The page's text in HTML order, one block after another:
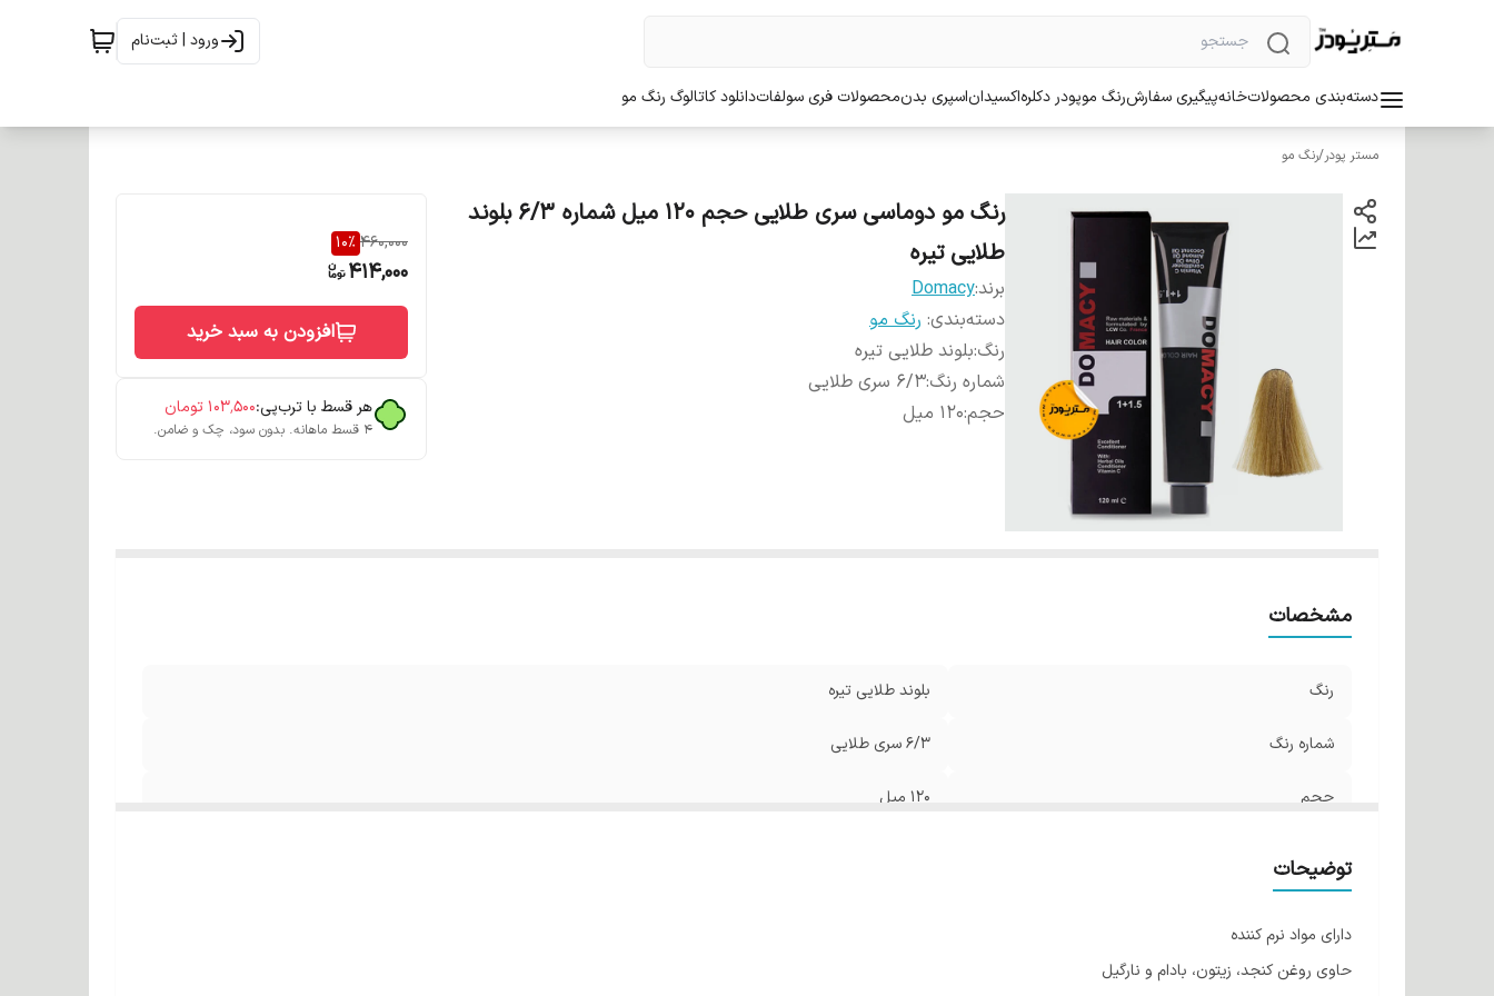
ورود | ثبت‌نام
دسته‌بندی محصولاتخانهپیگیری سفارشرنگ موپودر دکلرهاکسیداناسپری بدنمحصولات فری سولفاتدانلود کاتالوگ رنگ مو
مستر پودر/رنگ مو
رنگ مو دوماسی سری طلایی حجم 120 میل شماره 6/3 بلوند
طلایی تیره
برند:Domacy
دسته‌بندی: رنگ مو
رنگ:بلوند طلایی تیره
شماره رنگ:6/3 سری طلایی
حجم:120 میل
460,000
10%
414,000
افزودن به سبد خرید
هر قسط با ترب‌پی:۱۰۳٬۵۰۰تومان
۴ قسط ماهانه. بدون سود، چک و ضامن.
مشخصات
رنگ بلوند طلایی تیره
شماره رنگ 6/3 سری طلایی
حجم 120 میل
توضیحات
دارای مواد نرم کننده
حاوی روغن کنجد، زیتون، بادام و نارگیل